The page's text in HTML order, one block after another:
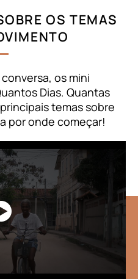
OS TEMAS
os mini
Dias. Quantas
temas sobre
por onde começar!